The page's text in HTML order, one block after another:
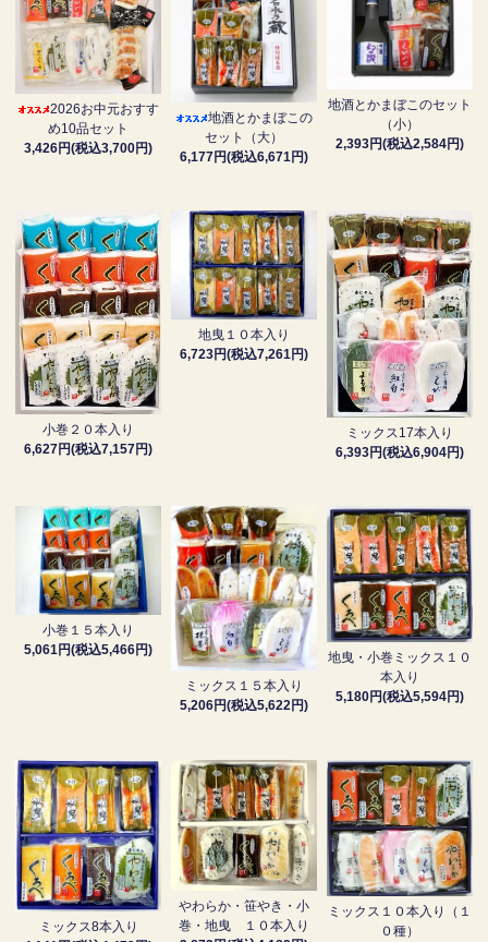
2026お中元おすす
め10品セット
3,426円(税込3,700円)
地酒とかまぼこの
セット（大）
6,177円(税込6,671円)
地酒とかまぼこのセット
（小）
2,393円(税込2,584円)
小巻２０本入り
6,627円(税込7,157円)
地曳１０本入り
6,723円(税込7,261円)
ミックス17本入り
6,393円(税込6,904円)
小巻１５本入り
5,061円(税込5,466円)
ミックス１５本入り
5,206円(税込5,622円)
地曳・小巻ミックス１０
本入り
5,180円(税込5,594円)
ミックス8本入り
やわらか・笹やき・小
巻・地曳 １０本入り
ミックス１０本入り（１
０種）